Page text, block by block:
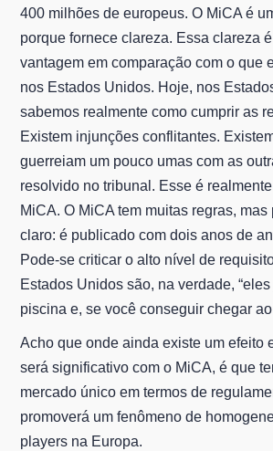
400 milhões de europeus. O MiCA é
porque fornece clareza. Essa clareza
vantagem em comparação com o que
nos Estados Unidos. Hoje, nos
sabemos realmente como cumprir as
Existem injunções conflitantes.
guerreiam um pouco umas com as
resolvido no tribunal. Esse é
MiCA. O MiCA tem muitas regras,
claro: é publicado com dois anos de
Pode-se criticar o alto nível de
Estados Unidos são, na verdade,
piscina e, se você conseguir chegar
Acho que onde ainda existe um efeito
será significativo com o MiCA, é que
mercado único em termos de
promoverá um fenômeno de
players na Europa.